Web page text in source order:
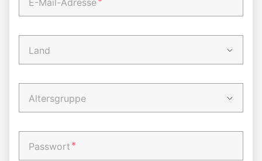
E-Mail-Adresse
Land
Altersgruppe
Passwort *